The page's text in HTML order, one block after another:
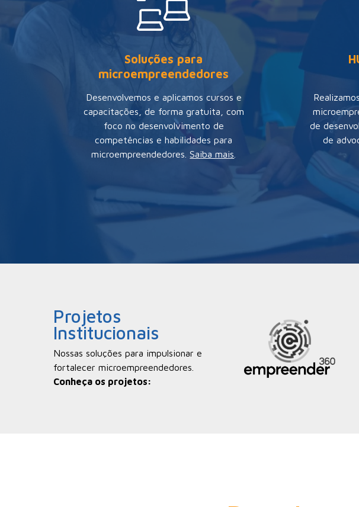
Soluções para
microempreendedores
Desenvolvemos e aplicamos cursos e
capacitações, de forma gratuita, com
foco no desenvolvimento de
competências e habilidades para
microempreendedores .Saiba mais
de
de
Projetos
Institucionais
Nossas soluções para impulsionar e
fortalecer microempreendedores.
Conheça os projetos: